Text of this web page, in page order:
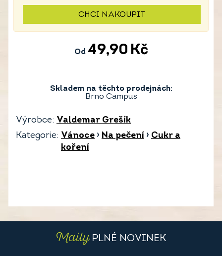
CHCI NAKOUPIT
Od 49,90 Kč
Skladem na těchto prodejnách:
Brno Campus
Výrobce: Valdemar Grešík
Kategorie: Vánoce › Na pečení › Cukr a
koření
MailyPLNÉ NOVINEK